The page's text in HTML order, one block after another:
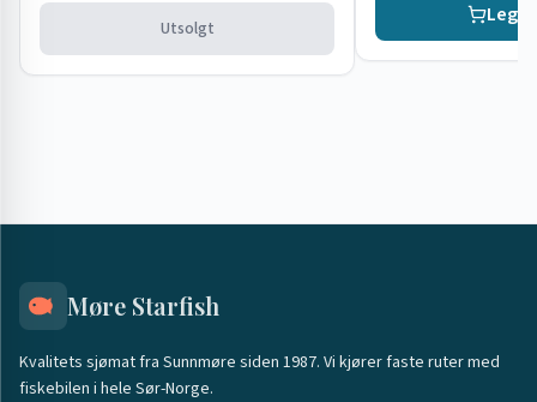
Utsolgt
Legg
Møre Starfish
Kvalitets sjømat fra Sunnmøre siden 1987. Vi kjører faste ruter med
fiskebilen i hele Sør-Norge.